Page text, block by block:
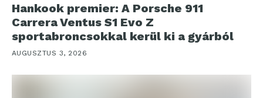
Hankook premier: A Porsche 911
Carrera Ventus S1 Evo Z
sportabroncsokkal kerül ki a gyárból
AUGUSZTUS 3, 2026